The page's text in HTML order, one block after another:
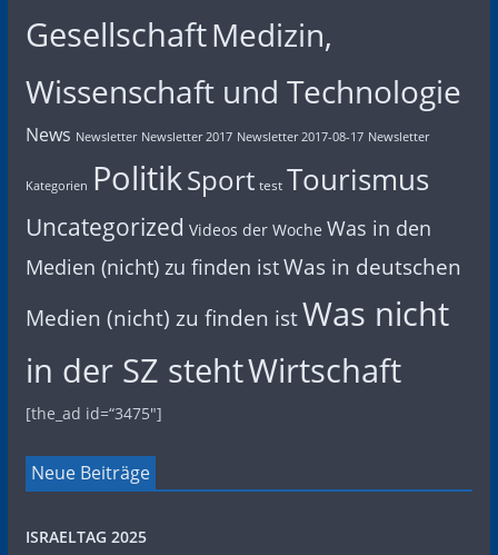
GesellschaftMedizin,
Wissenschaft und Technologie
News Newsletter Newsletter 2017 Newsletter 2017-08-17 Newsletter
Kategorien PolitikSport test Tourismus
Uncategorized Videos der Woche Was in den
Medien (nicht) zu finden istWas in deutschen
Medien (nicht) zu finden istWas nicht
in der SZ stehtWirtschaft
[the_ad id=“3475″]
Neue Beiträge
ISRAELTAG 2025